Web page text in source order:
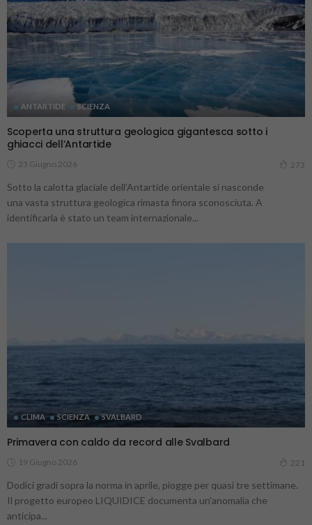
ANTARTIDE SCIENZA
Scoperta una struttura geologica gigantesca sotto i
ghiacci dell’Antartide
23 Giugno 2026 273
Sotto la calotta glaciale dell’Antartide orientale si nasconde
una vasta struttura geologica rimasta finora sconosciuta. A
identificarla è stato un team internazionale...
CLIMA SCIENZA SVALBARD
Primavera con caldo da record alle Svalbard
19 Giugno 2026 221
Dodici gradi sopra la norma in aprile, piogge per quasi tre settimane.
Il progetto europeo LIQUIDICE documenta un'anomalia che
anticipa...